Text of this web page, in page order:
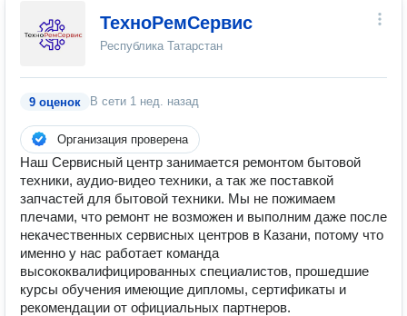
ТехноРемСервис
Республика Татарстан
9 оценок В сети 1 нед. назад
Организация проверена
Наш Сервисный центр занимается ремонтом бытовой
техники, аудио-видео техники, а так же поставкой
запчастей для бытовой техники. Мы не пожимаем
плечами, что ремонт не возможен и выполним даже после
некачественных сервисных центров в Казани, потому что
именно у нас работает команда
высококвалифицированных специалистов, прошедшие
курсы обучения имеющие дипломы, сертификаты и
рекомендации от официальных партнеров.